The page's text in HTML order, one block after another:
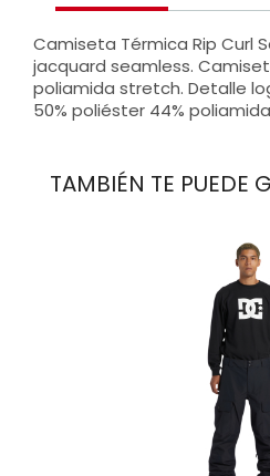
Camiseta Térmica Rip Curl
jacquard seamless.
poliamida stretch. Detalle
50% poliéster 44%
TAMBIÉN TE PUEDE